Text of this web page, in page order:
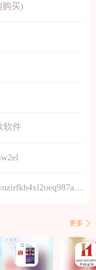
购买)
软件
dm1t56puwynzirfkh4xl2oeq987a03gs
更多